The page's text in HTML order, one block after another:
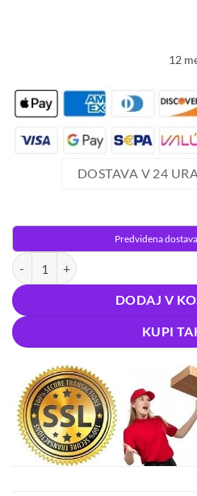
12
DOSTAVA V 24
Predvidena
LED RGB aku. nočna namizna
DODAJ V
KUPI